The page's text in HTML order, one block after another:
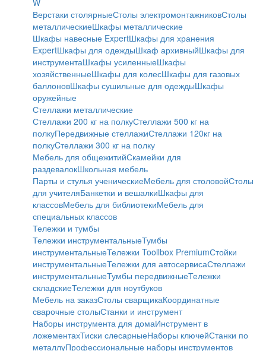
Верстаки столярныеСтолы электромонтажниковСтолы
металлическиеШкафы металлические
Шкафы навесные ExpertШкафы для хранения
ExpertШкафы для одеждыШкаф архивныйШкафы для
инструментаШкафы усиленныеШкафы
хозяйственныеШкафы для колесШкафы для газовых
баллоновШкафы сушильные для одеждыШкафы
оружейные
Стеллажи металлические
Стеллажи 200 кг на полкуСтеллажи 500 кг на
полкуПередвижные стеллажиСтеллажи 120кг на
полкуCтеллажи 300 кг на полку
Мебель для общежитийСкамейки для
раздевалокШкольная мебель
Парты и стулья ученическиеМебель для столовойСтолы
для учителяБанкетки и вешалкиШкафы для
классовМебель для библиотекиМебель для
специальных классов
Тележки и тумбы
Тележки инструментальныеТумбы
инструментальныеТележки Toollbox PremiumСтойки
инструментальныеТележки для автосервисаСтеллажи
инструментальныеТумбы передвижныеТележки
складскиеТележки для ноутбуков
Мебель на заказСтолы сварщикаКоординатные
сварочные столыСтанки и инструмент
Наборы инструмента для домаИнструмент в
ложементахТиски слесарныеНаборы ключейСтанки по
металлуПрофессиональные наборы инструментов